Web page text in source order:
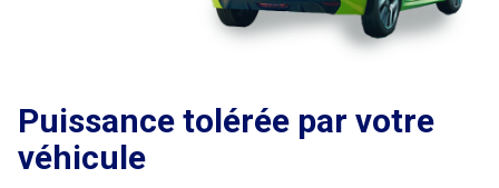
Puissance tolérée par votre
véhicule